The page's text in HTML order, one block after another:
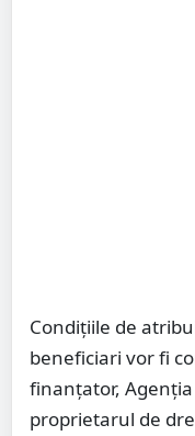
Condițiile de
beneficiari vor fi
finanțator,
proprietarul de